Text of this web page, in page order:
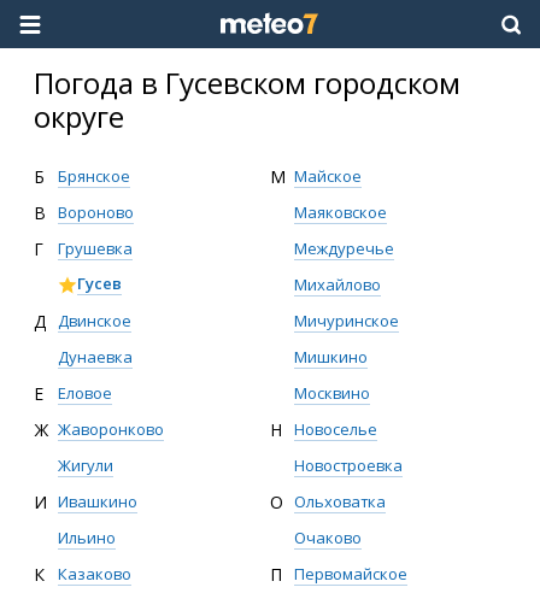
Погода в Гусевском городском
округе
Б Брянское
В Вороново
Г
Грушевка
Гусев
Д
Двинское
Дунаевка
Е Еловое
Ж Жаворонково
Жигули
И Ивашкино
Ильино
К
Казаково
М Майское
Маяковское
Междуречье
Михайлово
Мичуринское
Мишкино
Москвино
Н
Новоселье
Новостроевка
О Ольховатка
Очаково
П
Первомайское